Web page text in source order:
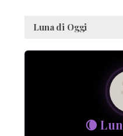
Luna di Oggi
🌘